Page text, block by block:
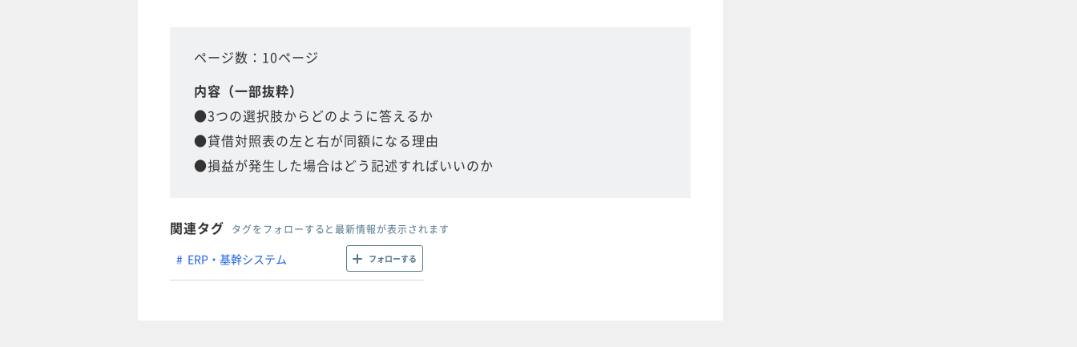
ページ数：10ページ
内容（一部抜粋）
●3つの選択肢からどのように答えるか
●貸借対照表の左と右が同額になる理由
●損益が発生した場合はどう記述すればいいのか
関連タグ タグをフォローすると最新情報が表示されます
ERP・基幹システム フォローする